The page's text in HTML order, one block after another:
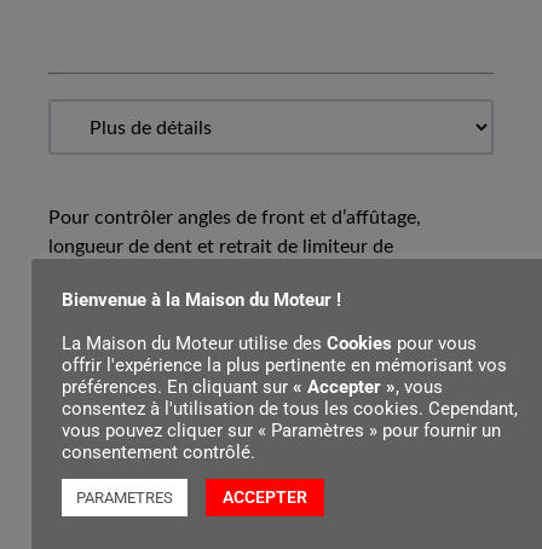
Pour contrôler angles de front et d’affûtage,
longueur de dent et retrait de limiteur de
d’admission d’huile du guide.
Contenu par
Bienvenue à la Maison du Moteur !
La Maison du Moteur utilise des Cookies pour vous
offrir l'expérience la plus pertinente en mémorisant vos
préférences. En cliquant sur « Accepter », vous
consentez à l'utilisation de tous les cookies. Cependant,
vous pouvez cliquer sur « Paramètres » pour fournir un
consentement contrôlé.
PARAMETRES ACCEPTER